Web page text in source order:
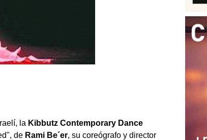
la Kibbutz Contemporary Dance
de Rami Be´er, su coreógrafo y director